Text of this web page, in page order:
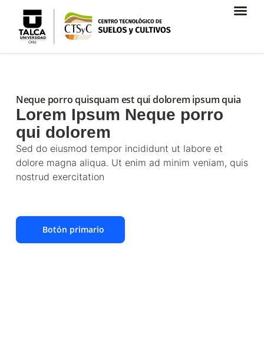
Neque porro quisquam est qui dolorem ipsum quia
Lorem Ipsum Neque porro
qui dolorem
Sed do eiusmod tempor incididunt ut labore et
dolore magna aliqua. Ut enim ad minim veniam, quis
nostrud exercitation
Botón primario